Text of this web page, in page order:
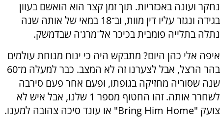
נחקר ועונה באכזריות. תוך זמן קצר הוא הואשם בעוון
בגידה ונגזר עליו דין מוות, וב־18 במאי של אותה שנה
נתלה בתלייה פומבית בכיכר אל־מרג'ה שבדמשק.
איפה אלי כהן היום? מתבקש היה כי ינוח מנוחת עולמים
בהר הרצל, אבל לצערנו זה לא המצב. כבר למעלה מ־60
שנה שסוריה מחזיקה בגופתו, ופעם אחר פעם סירבה
לשחרר אותה. זהו החטוף מספר 1 שלנו, אבל איש לא
צועק "Bring Him Home" או עונד סיכה צהובה למענו.